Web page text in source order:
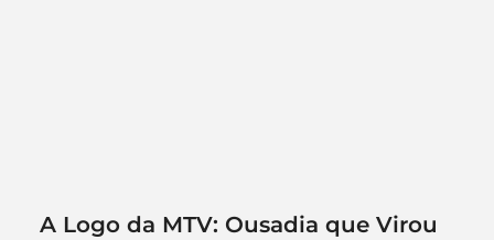
A Logo da MTV: Ousadia que Virou